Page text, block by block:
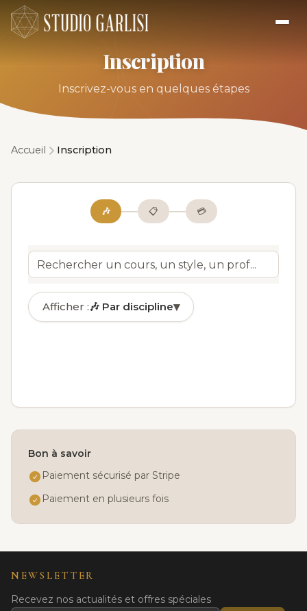
Inscription
Inscrivez-vous en quelques étapes
Accueil Inscription
🎶 📋 💳
Afficher :🎶 Par discipline▾
Bon à savoir
Paiement sécurisé par Stripe
Paiement en plusieurs fois
NEWSLETTER
Recevez nos actualités et offres spéciales